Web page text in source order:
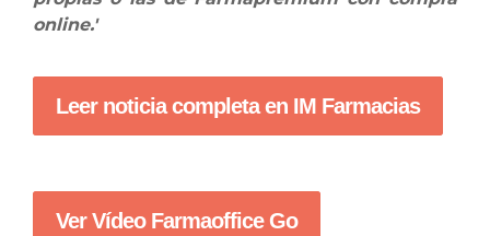
online.'
Leer noticia completa en IM Farmacias
Ver Vídeo Farmaoffice Go